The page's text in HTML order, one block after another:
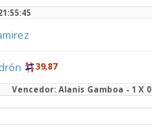
39,87
Vencedor: Alanis Gamboa - 1 X 0